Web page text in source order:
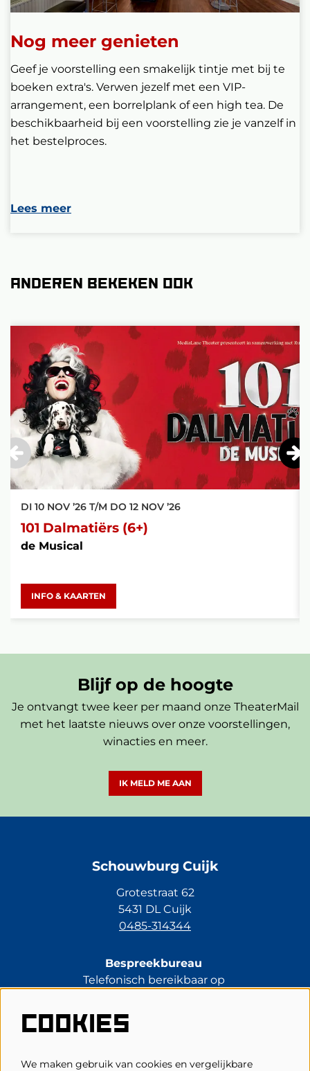
Nog meer genieten
Geef je voorstelling een smakelijk tintje met bij te
boeken extra's. Verwen jezelf met een VIP-
arrangement, een borrelplank of een high tea. De
beschikbaarheid bij een voorstelling zie je vanzelf in
het bestelproces.
Lees meer
Anderen bekeken ook
101 Dalmatiërs (6+)
de Musical
DI 10 NOV ’26 T/M DO 12 NOV ’26
INFO & KAARTEN
Blijf op de hoogte
Je ontvangt twee keer per maand onze TheaterMail
met het laatste nieuws over onze voorstellingen,
winacties en meer.
IK MELD ME AAN
Schouwburg Cuijk
Grotestraat 62
5431 DL Cuijk
0485-314344
Bespreekbureau
Telefonisch bereikbaar op
0485-314344
kassa@schouwburgcuijk.nl
COOKIES
We maken gebruik van cookies en vergelijkbare